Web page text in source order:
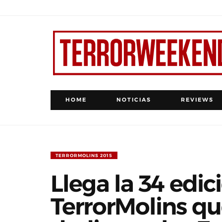
HOME NOTICIAS REVIEWS
TERRORMOLINS 2015
Llega la 34
TerrorMolins